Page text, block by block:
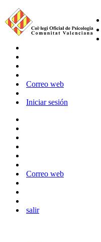
Correo web
Iniciar sesión
Correo web
salir